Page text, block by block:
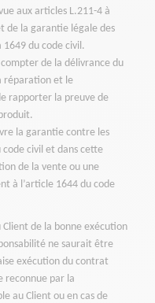
aux articles L.211-4 à
de la garantie légale des
1649 du code civil.
compter de la délivrance du
réparation et le
rapporter la preuve de
la garantie contre les
code civil et dans cette
de la vente ou une
à l’article 1644 du code
Client de la bonne exécution
ne saurait être
exécution du contrat
reconnue par la
au Client ou en cas de